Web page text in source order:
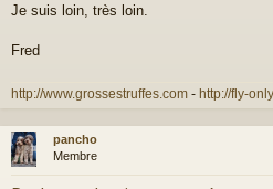
Je suis loin, très loin.
Fred
http://www.grossestruffes.com - http://fly-
pancho
Membre